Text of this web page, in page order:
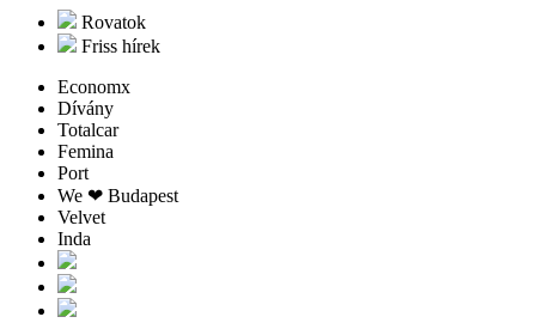
Rovatok
Friss hírek
Economx
Dívány
Totalcar
Femina
Port
We ❤︎ Budapest
Velvet
Inda